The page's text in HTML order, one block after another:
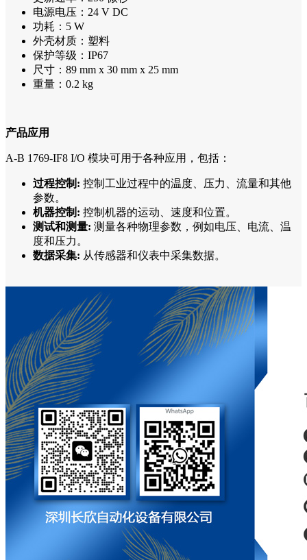
电源电压：24 V DC
功耗：5 W
外壳材质：塑料
保护等级：IP67
尺寸：89 mm x 30 mm x 25 mm
重量：0.2 kg
产品应用
A-B 1769-IF8 I/O 模块可用于各种应用，包括：
过程控制: 控制工业过程中的温度、压力、流量和其他
参数。
机器控制: 控制机器的运动、速度和位置。
测试和测量: 测量各种物理参数，例如电压、电流、温
度和压力。
数据采集: 从传感器和仪表中采集数据。